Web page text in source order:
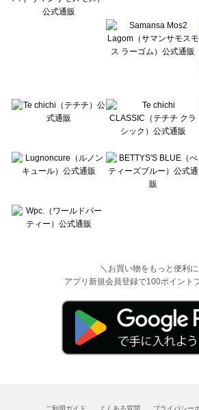
Wpc.（ワールドパーティー）のボトムス一覧
＼お買い物をもっと便利に
アプリ新規会員登録で100ポイント
ご利用ガイド よくある質問 プライバシー